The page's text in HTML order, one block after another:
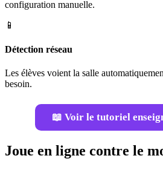
configuration manuelle.
📱
Détection réseau
Les élèves voient la salle
besoin.
📖 Voir le tutoriel
Joue en ligne contre le